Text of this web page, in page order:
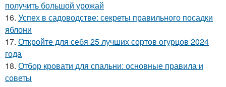
получить большой урожай
16. Успех в садоводстве: секреты правильного посадки
яблони
17. Откройте для себя 25 лучших сортов огурцов 2024
года
18. Отбор кровати для спальни: основные правила и
советы